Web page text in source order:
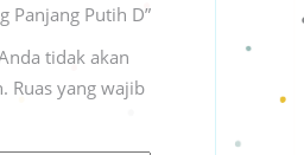
Panjang Putih D”
tidak akan
Ruas yang wajib